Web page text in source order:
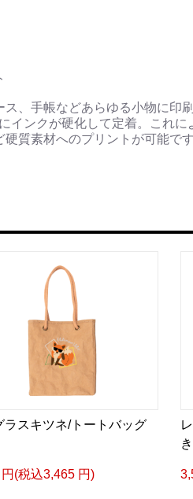
、手帳などあらゆる小物に印
インクが硬化して定着。これ
質素材へのプリントが可能です
ラスキツネ/トートバッグ
(税込3,465 円)